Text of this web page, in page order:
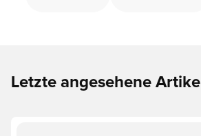
Letzte angesehene Artikel